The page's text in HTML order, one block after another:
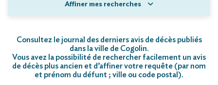
Affiner mes recherches
Consultez le journal des derniers avis de décès publiés
dans la ville de Cogolin.
Vous avez la possibilité de rechercher facilement un avis
de décès plus ancien et d’affiner votre requête (par nom
et prénom du défunt ; ville ou code postal).